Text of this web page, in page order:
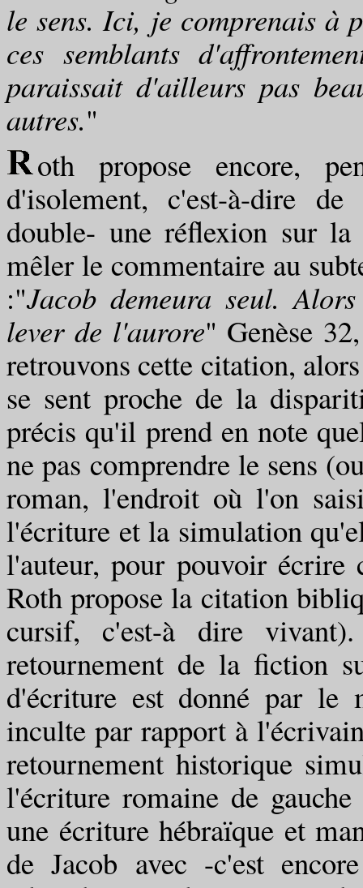
le sens. Ici, je comprenais à
ces semblants
paraissait d'ailleurs pas
autres."
oth propose encore,
d'isolement, c'est-à-dire
double- une réflexion sur
mêler le commentaire au
:"Jacob demeura seul.
lever de l'aurore" Genèse
retrouvons cette citation,
se sent proche de la
précis qu'il prend en note
ne pas comprendre le sens
roman, l'endroit où l'on
l'écriture et la simulation
l'auteur, pour pouvoir écrire
Roth propose la citation
cursif, c'est-à dire
retournement de la fiction
d'écriture est donné par le
inculte par rapport à
retournement historique
l'écriture romaine de
une écriture hébraïque et
de Jacob avec -c'est